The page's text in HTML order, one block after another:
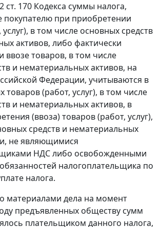
ст. 170 Кодекса суммы налога,
покупателю при приобретении
в том числе основных средств
активов, либо фактически
ввозе товаров, в том числе
и нематериальных активов, на
Федерации, учитываются в
товаров (работ, услуг), в том числе
и нематериальных активов, в
(ввоза) товаров (работ, услуг),
средств и нематериальных
не являющимися
НДС либо освобожденными
налогоплательщика по
налога.
материалами дела на момент
предъявленных обществу сумм
плательщиком данного налога,